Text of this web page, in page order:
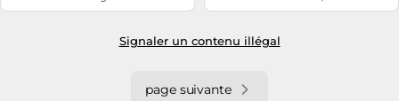
Signaler un contenu illégal
page suivante